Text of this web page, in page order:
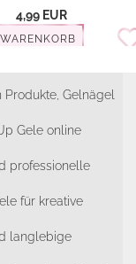
4,99 EUR
WARENKORB
Gelnägel
Gele online
professionelle
für kreative
langlebige